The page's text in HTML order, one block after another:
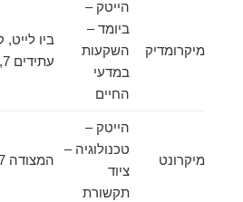
מיקרומדיק
הייטק –
ביומד –
השקעות
במדעי
החיים
ביו לייט, קרית
עתידים 7, תל אביב
מיקרונט
הייטק –
טכנולוגיה –
תקשורת
המצודה 27, אזור